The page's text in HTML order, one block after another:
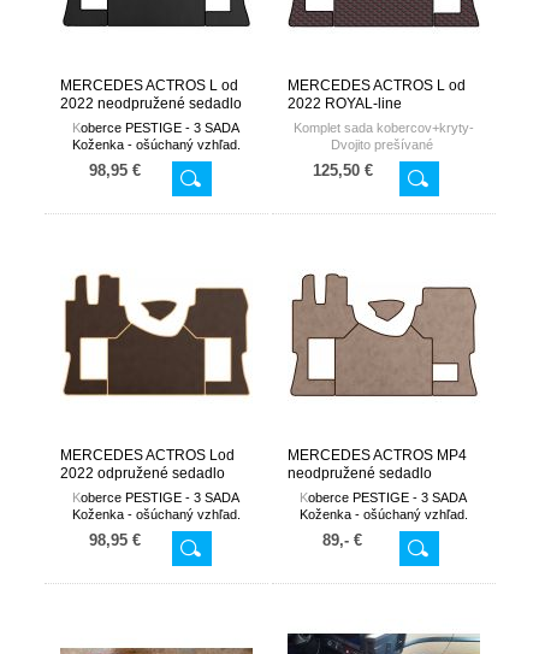
MERCEDES ACTROS L od
2022 neodpružené sedadlo
spolujazdca
Koberce PESTIGE - 3 SADA
Koženka - ošúchaný vzhľad.
98,95 €
MERCEDES ACTROS L od
2022 ROYAL-line
Komplet sada kobercov+kryty-
Dvojito prešívané
125,50 €
MERCEDES ACTROS Lod
2022 odpružené sedadlo
spolujazdca
Koberce PESTIGE - 3 SADA
Koženka - ošúchaný vzhľad.
98,95 €
MERCEDES ACTROS MP4
neodpružené sedadlo
spolujazdca od 2011-
AUTOMAT
Koberce PESTIGE - 3 SADA
Koženka - ošúchaný vzhľad.
89,- €